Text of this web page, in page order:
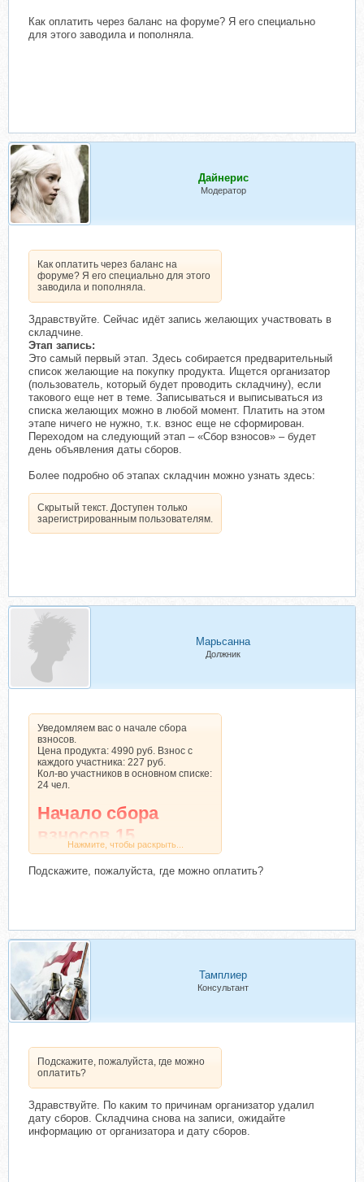
Как оплатить через баланс на форуме? Я его специально
для этого заводила и пополняла.
Дайнерис
Модератор
Как оплатить через баланс на
форуме? Я его специально для этого
заводила и пополняла.
Здравствуйте. Сейчас идёт запись желающих участвовать в
складчине.
Этап запись:
Это самый первый этап. Здесь собирается предварительный
список желающие на покупку продукта. Ищется организатор
(пользователь, который будет проводить складчину), если
такового еще нет в теме. Записываться и выписываться из
списка желающих можно в любой момент. Платить на этом
этапе ничего не нужно, т.к. взнос еще не сформирован.
Переходом на следующий этап – «Сбор взносов» – будет
день объявления даты сборов.
Более подробно об этапах складчин можно узнать здесь:
Скрытый текст. Доступен только
зарегистрированным пользователям.
Марьсанна
Должник
Уведомляем вас о начале сбора
взносов.
Цена продукта: 4990 руб. Взнос с
каждого участника: 227 руб.
Кол-во участников в основном списке:
24 чел.
Начало сбора
взносов 15
Декабрь 2024 года
Нажмите, чтобы раскрыть...
Подскажите, пожалуйста, где можно оплатить?
Тамплиер
Консультант
Подскажите, пожалуйста, где можно
оплатить?
Здравствуйте. По каким то причинам организатор удалил
дату сборов. Складчина снова на записи, ожидайте
информацию от организатора и дату сборов.